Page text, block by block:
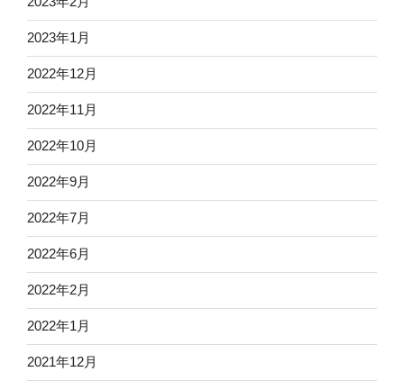
2023年1月
2022年12月
2022年11月
2022年10月
2022年9月
2022年7月
2022年6月
2022年2月
2022年1月
2021年12月